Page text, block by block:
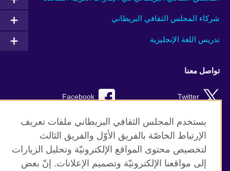
شركاء المجلس الثقافي البريطاني
تدريس اللغة الإنجليزية
تواصل معنا
Facebook Twitter
Instagram RSS
TikTok
يستخدم المجلس الثقافي البريطاني ملفات تعريف
الإرتباط الخاصّة بالفريق الأوّل والفريق الثالث
لتخصيص محتوى المواقع الإلكترونيّة وتحليل الزيارات
إلى مواقعنا الإلكترونيّة وتصميم الإعلانات. إنّ بعض